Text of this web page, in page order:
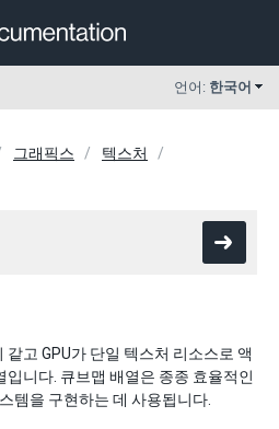
언어: 한국어
그래픽스
텍스처
고 GPU가 단일 텍스처 리소스로 액
니다. 큐브맵 배열은 종종 효율적인
템을 구현하는 데 사용됩니다.